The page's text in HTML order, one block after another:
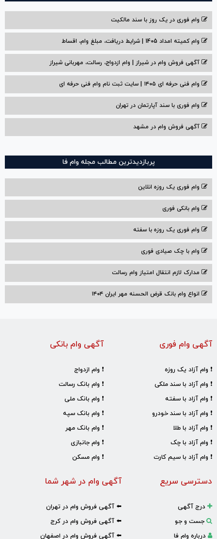
وام فوری در یک روز با سند مالکیت
وام کمیته امداد 1405 | شرایط دریافت، مبلغ وام، اقساط
آگهی فروش وام در شیراز | وام ازدواج، رسالت، مهربانی شیراز
وام فنی حرفه ای ۱۴۰۵ | سایت ثبت نام وام فنی حرفه ای
وام فوری با سند آپارتمان در تهران
آگهی فروش وام در مشهد
پربازدیدترین مطالب مجله وام فا
وام فوری یک روزه انلاین
وام بانکی فوری
وام فوری یک روزه با سفته
وام با‌ چک صیادی‌ فوری
مدارک لازم انتقال امتیاز وام رسالت
انواع وام بانک قرض الحسنه مهر ایران ۱۴۰۴
آگهی وام بانکی
❗ وام ازدواج
❗ وام بانک رسالت
❗ وام بانک ملی
❗ وام بانک سپه
❗ وام بانک مهر
❗ وام جانبازی
❗ وام مسکن
آگهی وام فوری
❗ وام آزاد یک روزه
❗ وام آزاد با سند ملکی
❗ وام آزاد با سفته
❗ وام آزاد با سند خودرو
❗ وام آزاد با طلا
❗ وام آزاد با چک
❗ وام آزاد با سیم کارت
آگهی وام در شهر شما
⬅️ آگهی فروش وام در تهران
⬅️ آگهی فروش وام در کرج
⬅️ آگهی فروش وام در اصفهان
دسترسی سریع
درج آگهی
جست و جو
درباره وام فا